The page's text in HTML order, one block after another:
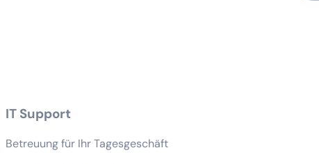
IT Support
Betreuung für Ihr Tagesgeschäft